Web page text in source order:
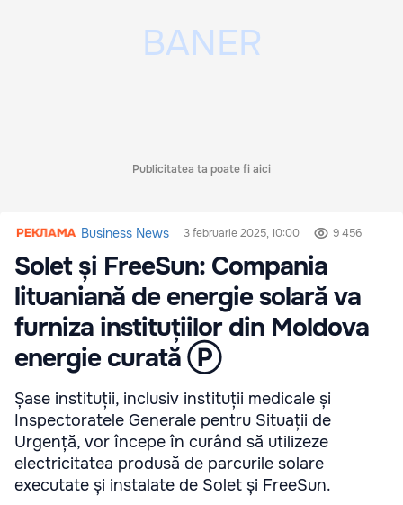
Publicitatea ta poate fi aici
Business News 3 februarie 2025, 10:00 9 456
Solet și FreeSun: Compania
lituaniană de energie solară va
furniza instituțiilor din Moldova
energie curată Ⓟ
Șase instituții, inclusiv instituții medicale și
Inspectoratele Generale pentru Situații de
Urgență, vor începe în curând să utilizeze
electricitatea produsă de parcurile solare
executate și instalate de Solet și FreeSun.